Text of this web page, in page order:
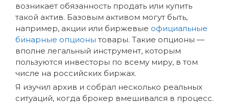
возникает обязанность продать или купить
такой актив. Базовым активом могут быть,
например, акции или биржевые официальные
бинарные опционы товары. Такие опционы —
вполне легальный инструмент, которым
пользуются инвесторы по всему миру, в том
числе на российских биржах.
Я изучил архив и собрал несколько реальных
ситуаций, когда брокер вмешивался в процесс.